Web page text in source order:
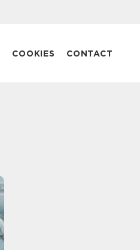
COOKIES CONTACT